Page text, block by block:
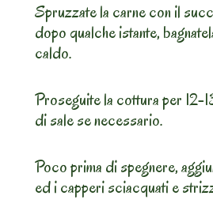
Spruzzate la carne con il
dopo qualche istante,
caldo.
Proseguite la cottura per 12-
di sale se necessario.
Poco prima di spegnere,
ed i capperi sciacquati e